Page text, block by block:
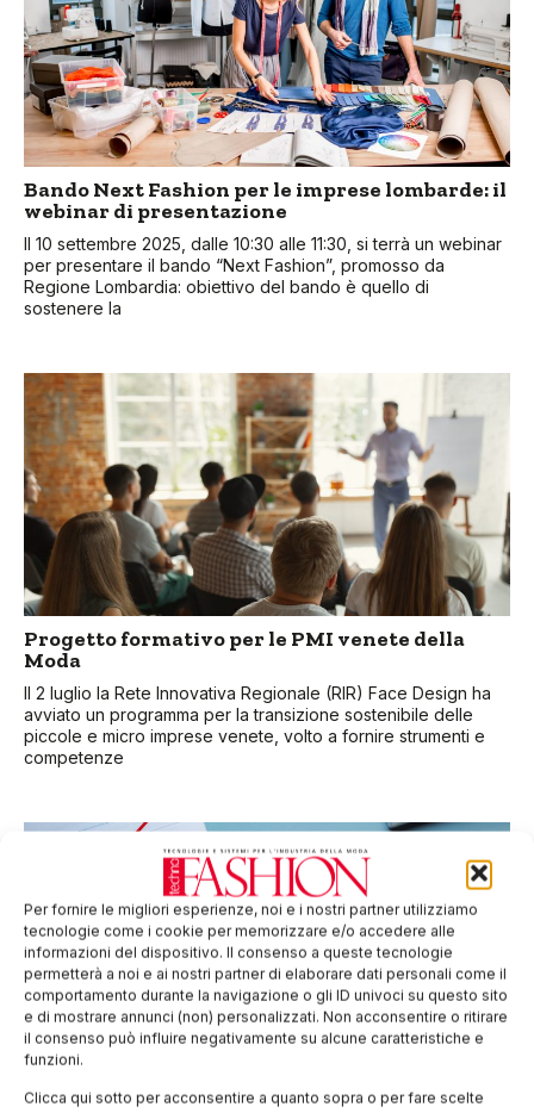
Per fornire le migliori esperienze, noi e i nostri partner utilizziamo
tecnologie come i cookie per memorizzare e/o accedere alle
informazioni del dispositivo. Il consenso a queste tecnologie
permetterà a noi e ai nostri partner di elaborare dati personali come il
comportamento durante la navigazione o gli ID univoci su questo sito
e di mostrare annunci (non) personalizzati. Non acconsentire o ritirare
il consenso può influire negativamente su alcune caratteristiche e
funzioni.
Clicca qui sotto per acconsentire a quanto sopra o per fare scelte
Bando Next Fashion per le imprese lombarde: il
webinar di presentazione
Il 10 settembre 2025, dalle 10:30 alle 11:30, si terrà un webinar
per presentare il bando “Next Fashion”, promosso da
Regione Lombardia: obiettivo del bando è quello di
sostenere la
Progetto formativo per le PMI venete della
Moda
Il 2 luglio la Rete Innovativa Regionale (RIR) Face Design ha
avviato un programma per la transizione sostenibile delle
piccole e micro imprese venete, volto a fornire strumenti e
competenze
Rafforza e Innova: opportunità per le PMI